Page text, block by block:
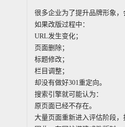
很多企业为了提升品牌形象，
如果改版过程中：
URL发生变化；
页面删除；
标题修改；
栏目调整；
却没有做好301重定向。
搜索引擎就可能认为：
原页面已经不存在。
大量页面重新进入评估阶段，